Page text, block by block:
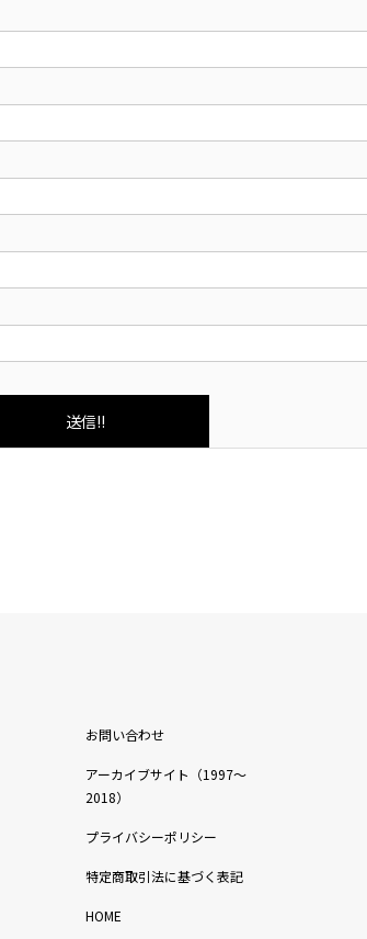
お問い合わせ
アーカイブサイト（1997〜
2018）
プライバシーポリシー
特定商取引法に基づく表記
HOME